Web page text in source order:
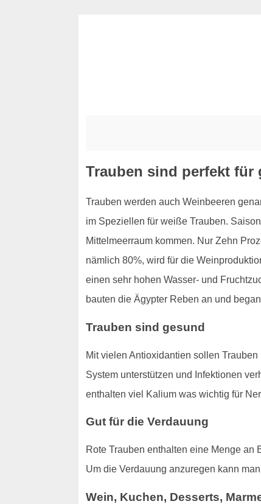
Trauben sind perfekt für
Trauben werden auch Weinbeeren
im Speziellen für weiße Trauben.
Mittelmeerraum kommen. Nur Zehn
nämlich 80%, wird für die
einen sehr hohen Wasser- und
bauten die Ägypter Reben an und
Trauben sind gesund
Mit vielen Antioxidantien sollen
System unterstützen und Infektionen
enthalten viel Kalium was wichtig für
Gut für die Verdauung
Rote Trauben enthalten eine Menge an
Um die Verdauung anzuregen kann
Wein, Kuchen, Desserts,